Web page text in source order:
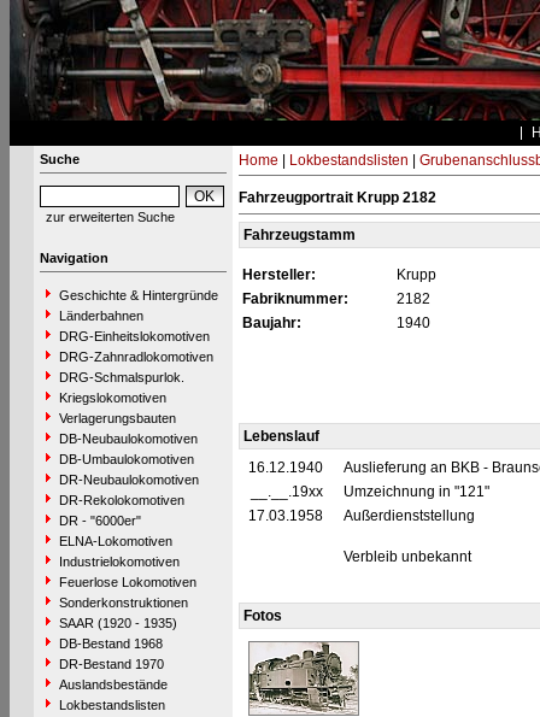
Suche
zur erweiterten Suche
Navigation
Geschichte & Hintergründe
Länderbahnen
DRG-Einheitslokomotiven
DRG-Zahnradlokomotiven
DRG-Schmalspurlok.
Kriegslokomotiven
Verlagerungsbauten
DB-Neubaulokomotiven
DB-Umbaulokomotiven
DR-Neubaulokomotiven
DR-Rekolokomotiven
DR - "6000er"
ELNA-Lokomotiven
Industrielokomotiven
Feuerlose Lokomotiven
Sonderkonstruktionen
SAAR (1920 - 1935)
DB-Bestand 1968
DR-Bestand 1970
Auslandsbestände
Lokbestandslisten
Home Lokbestandslisten
Fahrzeugportrait Krupp 2182
Fahrzeugstamm
Hersteller:
Krupp
Fabriknummer:
2182
Baujahr:
1940
Lebenslauf
16.12.1940
Auslieferung an BKB -
__.__.19xx
Umzeichnung in "121"
17.03.1958
Außerdienststellung
Verbleib unbekannt
Fotos